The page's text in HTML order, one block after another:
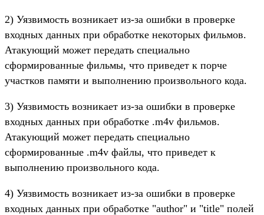
2) Уязвимость возникает из-за ошибки в проверке
входных данных при обработке некоторых фильмов.
Атакующий может передать специально
сформированные фильмы, что приведет к порче
участков памяти и выполнению произвольного кода.
3) Уязвимость возникает из-за ошибки в проверке
входных данных при обработке .m4v фильмов.
Атакующий может передать специально
сформированные .m4v файлы, что приведет к
выполнению произвольного кода.
4) Уязвимость возникает из-за ошибки в проверке
входных данных при обработке "author" и "title" полей